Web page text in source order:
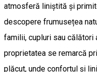
atmosferă liniștită și
descopere frumusețea
familii, cupluri sau călători
proprietatea se remarcă
plăcut, unde confortul și